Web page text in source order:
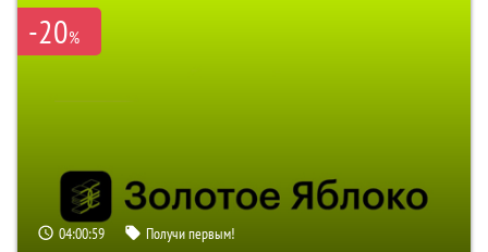
-20%
04:00:58 Получи первым!